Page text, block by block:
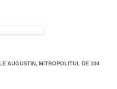
AUGUSTIN, MITROPOLITUL DE 104